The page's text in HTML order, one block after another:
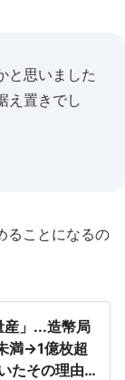
と思いました
え置きでし
ることになるの
産」...造幣局
満→1億枚超
たその理由